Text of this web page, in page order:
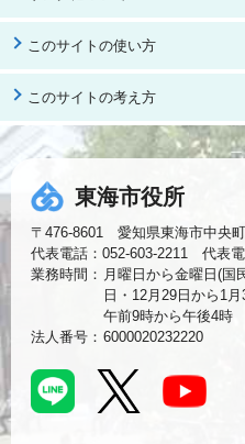
このサイトの使い方
このサイトの考え方
東海市役所
〒476-8601 愛知県東海市中央
代表電話：052-603-2211 代表電
業務時間： 月曜日から金曜日(国
日・12月29日から1
午前9時から午後4時
法人番号： 6000020232220